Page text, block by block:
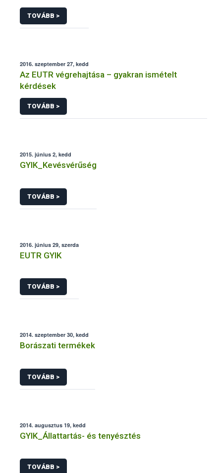
TOVÁBB >
2016. szeptember 27, kedd
Az EUTR végrehajtása – gyakran ismételt
kérdések
TOVÁBB >
2015. június 2, kedd
GYIK_Kevésvérűség
TOVÁBB >
2016. június 29, szerda
EUTR GYIK
TOVÁBB >
2014. szeptember 30, kedd
Borászati termékek
TOVÁBB >
2014. augusztus 19, kedd
GYIK_Állattartás- és tenyésztés
TOVÁBB >